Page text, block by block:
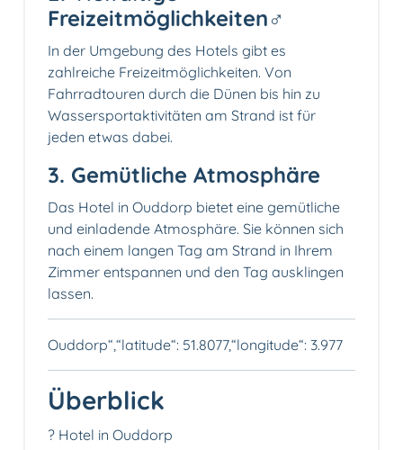
Freizeitmöglichkeiten‍♂️
In der Umgebung des Hotels gibt es
zahlreiche Freizeitmöglichkeiten. Von
Fahrradtouren durch die Dünen bis hin zu
Wassersportaktivitäten am Strand ist für
jeden etwas dabei.
3. Gemütliche Atmosphäre
Das Hotel in Ouddorp bietet eine gemütliche
und einladende Atmosphäre. Sie können sich
nach einem langen Tag am Strand in Ihrem
Zimmer entspannen und den Tag ausklingen
lassen.
Ouddorp“,“latitude“: 51.8077,“longitude“: 3.977
Überblick
? Hotel in Ouddorp